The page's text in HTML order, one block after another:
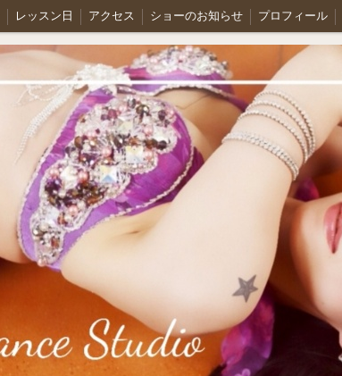
レッスン日 アクセス ショーのお知らせ プロフィール